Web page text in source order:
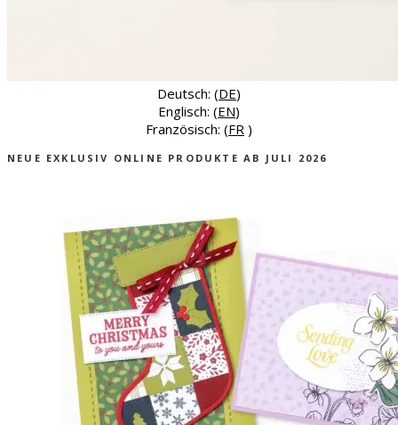
Deutsch: (DE)
Englisch: (EN)
Französisch: (FR )
NEUE EXKLUSIV ONLINE PRODUKTE AB JULI 2026